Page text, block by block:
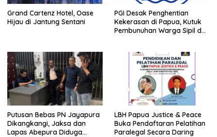
Grand Cartenz Hotel, Oase
Hijau di Jantung Sentani
PGI Desak Penghentian
Kekerasan di Papua, Kutuk
Pembunuhan Warga Sipil dan
Putusan Bebas PN Jayapura
Dikangkangi, Jaksa dan
Lapas Abepura Diduga
LBH Papua Justice & Peace
Buka Pendaftaran Pelatihan
Paralegal Secara Daring